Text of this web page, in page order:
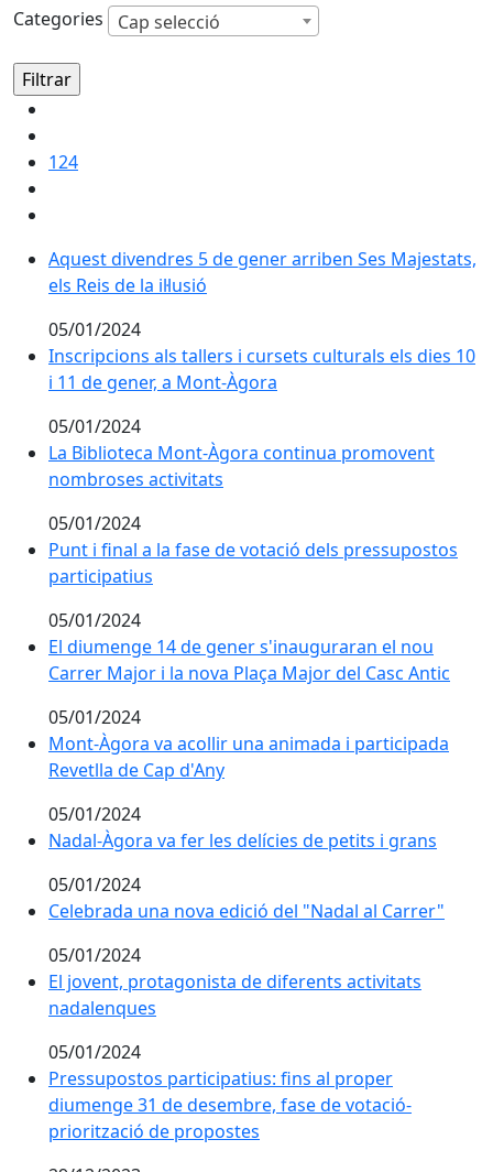
Categories Cap selecció
124
Aquest divendres 5 de gener arriben Ses Majestats,
Aquest divendres 5 de gener arriben Ses Majestats,
els Reis de la il·lusió
05/01/2024
Inscripcions als tallers i cursets culturals els dies 10 i
Inscripcions als tallers i cursets culturals els dies 10
i 11 de gener, a Mont-Àgora
05/01/2024
La Biblioteca Mont-Àgora continua promovent
La Biblioteca Mont-Àgora continua promovent
nombroses activitats
05/01/2024
Punt i final a la fase de votació dels pressupostos
Punt i final a la fase de votació dels pressupostos
participatius
05/01/2024
El diumenge 14 de gener s'inauguraran el nou
El diumenge 14 de gener s'inauguraran el nou
Carrer Major i la nova Plaça Major del Casc Antic
05/01/2024
Mont-Àgora va acollir una animada i participada
Mont-Àgora va acollir una animada i participada
Revetlla de Cap d'Any
05/01/2024
Nadal-Àgora va fer les delícies de petits i grans
Nadal-Àgora va fer les delícies de petits i grans
05/01/2024
Celebrada una nova edició del "Nadal al Carrer"
Celebrada una nova edició del "Nadal al Carrer"
05/01/2024
El jovent, protagonista de diferents activitats
El jovent, protagonista de diferents activitats
nadalenques
05/01/2024
Pressupostos participatius: fins al proper diumenge
Pressupostos participatius: fins al proper
diumenge 31 de desembre, fase de votació-
priorització de propostes